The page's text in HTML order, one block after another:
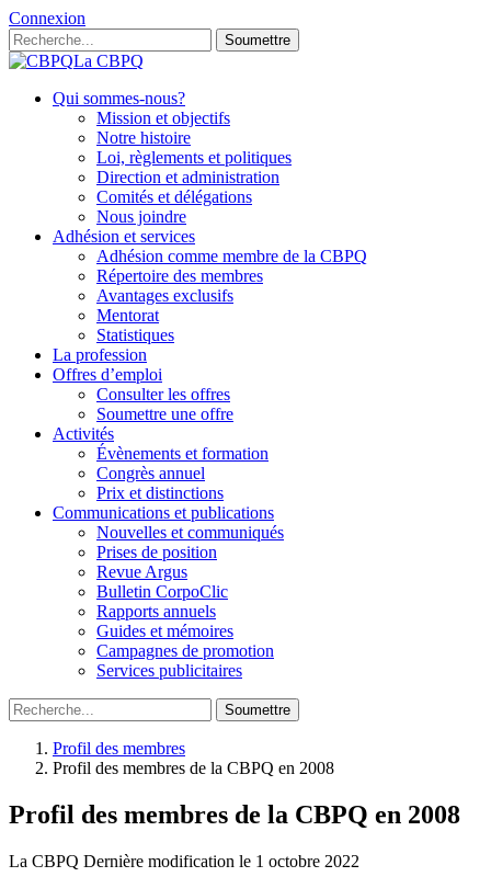
Connexion
Soumettre
La CBPQ
Qui sommes-nous?
Mission et objectifs
Notre histoire
Loi, règlements et politiques
Direction et administration
Comités et délégations
Nous joindre
Adhésion et services
Adhésion comme membre de la CBPQ
Répertoire des membres
Avantages exclusifs
Mentorat
Statistiques
La profession
Offres d’emploi
Consulter les offres
Soumettre une offre
Activités
Évènements et formation
Congrès annuel
Prix et distinctions
Communications et publications
Nouvelles et communiqués
Prises de position
Revue Argus
Bulletin CorpoClic
Rapports annuels
Guides et mémoires
Campagnes de promotion
Services publicitaires
Soumettre
Profil des membres
Profil des membres de la CBPQ en 2008
Profil des membres de la CBPQ en 2008
La CBPQ Dernière modification le 1 octobre 2022